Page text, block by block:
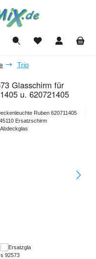
Du hast 0 Produkte
Trio
Glasschirm für
u. 620721405